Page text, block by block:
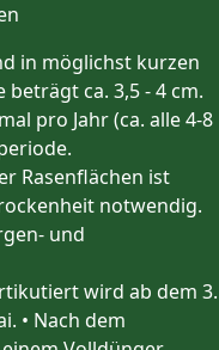
in möglichst kurzen
beträgt ca. 3,5 - 4 cm.
pro Jahr (ca. alle 4-8
Rasenflächen ist
notwendig.
und
wird ab dem 3.
• Nach dem